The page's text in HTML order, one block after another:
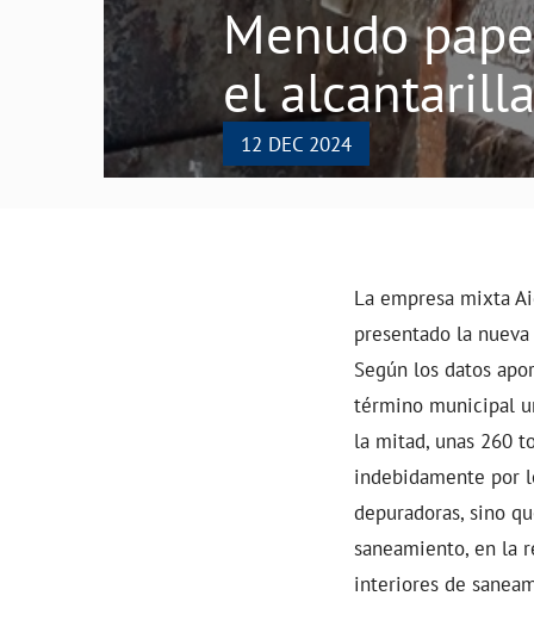
Menudo
el
12 DEC 2024
La empresa mixta
presentado la
Según los datos
término municipal
la mitad, unas 260
indebidamente por
depuradoras, sino
saneamiento, en la
interiores de